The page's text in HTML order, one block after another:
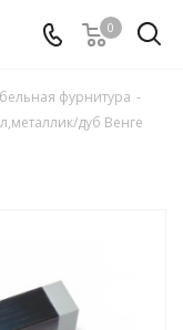
0
фурнитура -
дуб Венге